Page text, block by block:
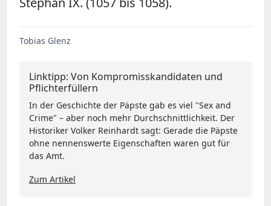
Tobias Glenz
Linktipp: Von Kompromisskandidaten und
Pflichterfüllern
In der Geschichte der Päpste gab es viel "Sex and
Crime" – aber noch mehr Durchschnittlichkeit. Der
Historiker Volker Reinhardt sagt: Gerade die Päpste
ohne nennenswerte Eigenschaften waren gut für
das Amt.
Zum Artikel